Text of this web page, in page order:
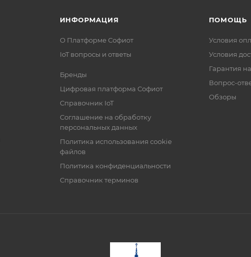
ИНФОРМАЦИЯ
О Платформе Софиот
IoT вопросы и ответы
Бренды
Цифровая платформа Софиот
Справочник IoT
Соглашение на обработку
персональных данных
Политика использования cookie
файлов
Политика конфиденциальности
Справочник терминов
ПОМОЩЬ
Условия
Условия
Гарантия
Вопрос-
Обзоры